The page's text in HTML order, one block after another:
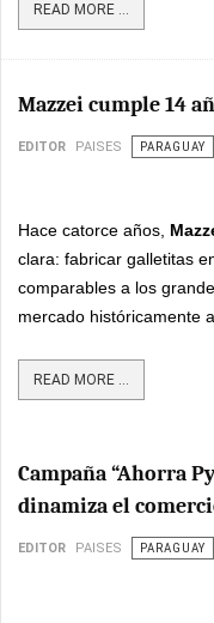
READ MORE ...
Mazzei cumple 14
EDITOR PAISES PARAGUAY
Hace catorce años,
clara: fabricar galletitas
comparables a los
mercado históricamente
READ MORE ...
Campaña “Ahorra
dinamiza el
EDITOR PAISES PARAGUAY